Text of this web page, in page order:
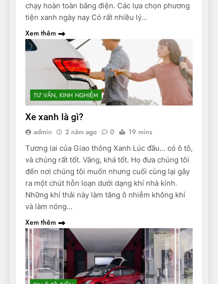
chạy hoàn toàn bằng điện. Các lựa chọn phương
tiện xanh ngày nay Có rất nhiều lý…
Xem thêm
TƯ VẤN, KINH NGHIỆM
Xe xanh là gì?
admin 2 năm ago 0 19 mins
Tương lai của Giao thông Xanh Lúc đầu… có ô tô,
và chúng rất tốt. Vâng, khá tốt. Họ đưa chúng tôi
đến nơi chúng tôi muốn nhưng cuối cùng lại gây
ra một chút hỗn loạn dưới dạng khí nhà kính.
Những khí thải này làm tăng ô nhiễm không khí
và làm nóng…
Xem thêm